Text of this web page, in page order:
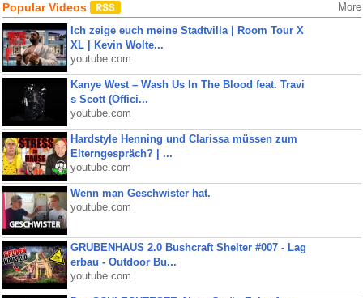
Popular Videos More
Ich zeige euch meine Stadtvilla | Room Tour X
XL | Kevin Wolte...
youtube.com
Kanye West – Wash Us In The Blood feat. Travi
s Scott (Offici...
youtube.com
Hardstyle Henning und Clarissa müssen zum
Elterngespräch? | ...
youtube.com
Wenn man Geschwister hat.
youtube.com
GRUBENHAUS 2.0 Bushcraft Shelter #007 - Lag
erbau - Outdoor Bu...
youtube.com